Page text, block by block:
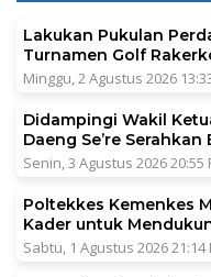
Lakukan Pukulan
Turnamen Golf
Minggu, 2 Agustus 2026
Didampingi Wakil
Daeng Se’re
Senin, 3 Agustus 2026 20:55
Poltekkes Kemenkes
Kader untuk
Sabtu, 1 Agustus 2026 21:14